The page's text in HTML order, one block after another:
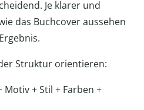
Je klarer und
das Buchcover aussehen
Struktur orientieren:
+ Stil + Farben +